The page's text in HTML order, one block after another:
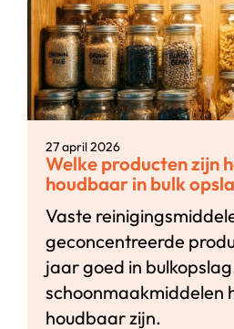
27 april 2026
Welke producten zijn
houdbaar in bulk
Vaste
geconcentreerde
jaar goed in
schoonmaakmiddelen
houdbaar zijn.